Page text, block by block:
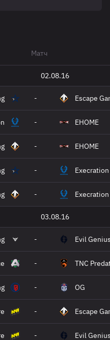
Матч
02.08.16
- Escape
- EHOME
- EHOME
- Execration
- Execration
03.08.16
- Evil
- TNC
- OG
- Escape
- Evil